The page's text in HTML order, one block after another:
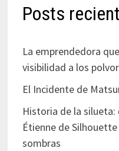
Posts
La emprendedora
visibilidad a los
El Incidente de
Historia de la
Étienne de
sombras